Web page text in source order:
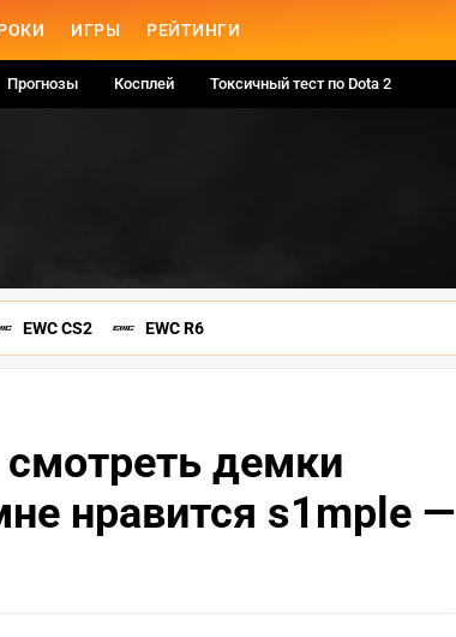
ИГРЫ РЕЙТИНГИ
Прогнозы Косплей Токсичный тест по Dota 2
EWC CS2 EWC R6
демки
нравится s1mple —